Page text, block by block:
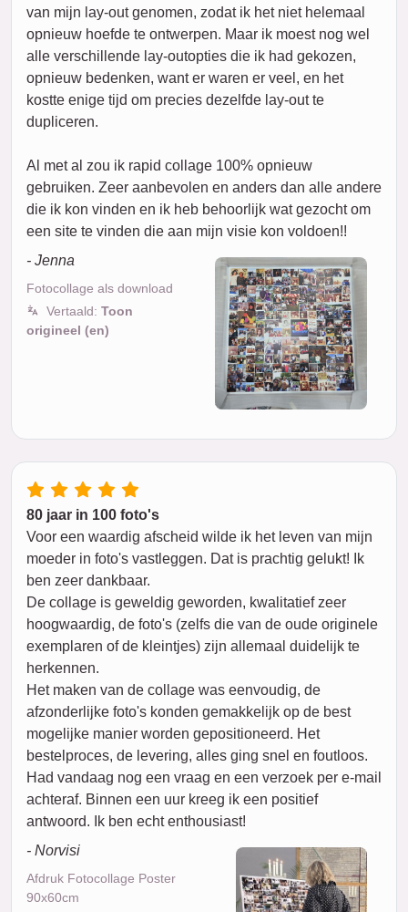
van mijn lay-out genomen, zodat ik het niet helemaal
opnieuw hoefde te ontwerpen. Maar ik moest nog wel
alle verschillende lay-outopties die ik had gekozen,
opnieuw bedenken, want er waren er veel, en het
kostte enige tijd om precies dezelfde lay-out te
dupliceren.
Al met al zou ik rapid collage 100% opnieuw
gebruiken. Zeer aanbevolen en anders dan alle andere
die ik kon vinden en ik heb behoorlijk wat gezocht om
een site te vinden die aan mijn visie kon voldoen!!
- Jenna
Fotocollage als download
Vertaald: Toon
origineel (en)
80 jaar in 100 foto's
Voor een waardig afscheid wilde ik het leven van mijn
moeder in foto's vastleggen. Dat is prachtig gelukt! Ik
ben zeer dankbaar.
De collage is geweldig geworden, kwalitatief zeer
hoogwaardig, de foto's (zelfs die van de oude originele
exemplaren of de kleintjes) zijn allemaal duidelijk te
herkennen.
Het maken van de collage was eenvoudig, de
afzonderlijke foto's konden gemakkelijk op de best
mogelijke manier worden gepositioneerd. Het
bestelproces, de levering, alles ging snel en foutloos.
Had vandaag nog een vraag en een verzoek per e-mail
achteraf. Binnen een uur kreeg ik een positief
antwoord. Ik ben echt enthousiast!
- Norvisi
Afdruk Fotocollage Poster
90x60cm